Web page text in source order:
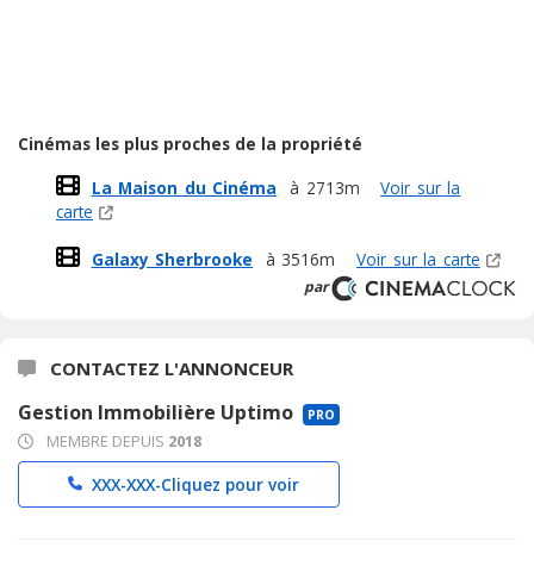
Cinémas les plus proches de la propriété
La Maison du Cinéma
à 2713m
Voir sur la
carte
Galaxy Sherbrooke à 3516m Voir sur la carte
par
CONTACTEZ L'ANNONCEUR
Gestion Immobilière Uptimo PRO
MEMBRE DEPUIS 2018
XXX-XXX-Cliquez pour voir